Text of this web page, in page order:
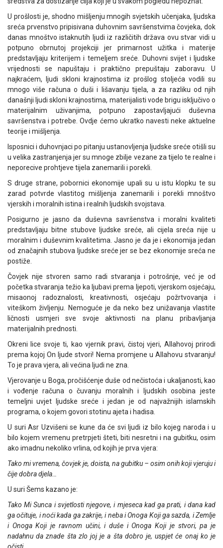
U prošlosti je, shodno mišljenju mnogih svjetskih učenjaka, ljudska
sreća prvenstvo pripisivana duhovnim savršenstvima čovjeka, dok
danas mnoštvo istaknutih ljudi iz različitih država ovu stvar vidi u
potpuno obrnutoj projekciji jer primarnost užitka i materije
predstavljaju kriterijem i temeljem sreće. Duhovni svijet i ljudske
vrijednosti se napuštaju i praktično prepuštaju zaboravu. U
najkraćem, ljudi skloni krajnostima iz prošlog stoljeća vodili su
mnogo više računa o duši i lišavanju tijela, a za razliku od njih
današnji ljudi skloni krajnostima, materijalisti vode brigu isključivo o
materijalnim uživanjima, potpuno zapostavljajući duševna
savršenstva i potrebe. Ovdje ćemo ukratko navesti neke aktuelne
teorije i mišljenja.
Isposnici i duhovnjaci po pitanju ustanovljenja ljudske sreće otišli su
u velika zastranjenja jer su mnoge zbilje vezane za tijelo te realne i
neporecive prohtjeve tijela zanemarili i porekli.
S druge strane, pobornici ekonomije upali su u istu klopku te su
zarad potvrde vlastitog mišljenja zanemarili i porekli mnoštvo
vjerskih i moralnih istina i realnih ljudskih svojstava.
Posigurno je jasno da duševna savršenstva i moralni kvaliteti
predstavljaju bitne stubove ljudske sreće, ali cijela sreća nije u
moralnim i duševnim kvalitetima. Jasno je da je i ekonomija jedan
od značajnih stubova ljudske sreće jer se bez ekonomije sreća ne
postiže.
Čovjek nije stvoren samo radi stvaranja i potrošnje, već je od
početka stvaranja težio ka ljubavi prema ljepoti, vjerskom osjećaju,
misaonoj radoznalosti, kreativnosti, osjećaju požrtvovanja i
viteškom življenju. Nemoguće je da neko bez unižavanja vlastite
ličnosti usmjeri sve svoje aktivnosti na planu pribavljanja
materijalnih prednosti.
Okreni lice svoje ti, kao vjernik pravi, čistoj vjeri, Allahovoj prirodi
prema kojoj On ljude stvori! Nema promjene u Allahovu stvaranju!
To je prava vjera, ali većina ljudi ne zna.
Vjerovanje u Boga, pročišćenje duše od nečistoća i ukaljanosti, kao
i vođenje računa o čuvanju moralnih i ljudskih osobina jeste
temeljni uvjet ljudske sreće i jedan je od najvažnijih islamskih
programa, o kojem govori stotinu ajeta i hadisa.
U suri Asr Uzvišeni se kune da će svi ljudi iz bilo kojeg naroda i u
bilo kojem vremenu pretrpjeti šteti, biti nesretni i na gubitku, osim
ako imadnu nekoliko vrlina, od kojih je prva vjera:
Tako mi vremena, čovjek je, doista, na gubitku – osim onih koji vjeruju i
čije dobra djela…
U suri Šems kazano je:
Tako Mi Sunca i svjetlosti njegove, i mjeseca kad ga prati, i dana kad
ga očituje, i noći kada ga zakrije, i neba i Onoga Koji ga sazda, i Zemlje
i Onoga Koji je ravnom učini, i duše i Onoga Koji je stvori, pa je
nadahnu da znade šta zlo joj je a šta dobro je, uspjet će onaj ko je